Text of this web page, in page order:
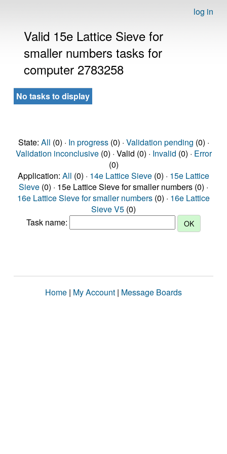
log in
Valid 15e Lattice Sieve for
smaller numbers tasks for
computer 2783258
No tasks to display
State: All (0) · In progress(0) · Validation pending (0) ·
Validation inconclusive(0) · Valid (0) · Invalid (0) · Error
(0)
Application: All (0) · 14e Lattice Sieve (0) · 15e Lattice
Sieve (0) · 15e Lattice Sieve for smaller numbers (0) ·
16e Lattice Sieve for smaller numbers (0) · 16e Lattice
Sieve V5 (0)
Task name:
Home | My Account | Message Boards